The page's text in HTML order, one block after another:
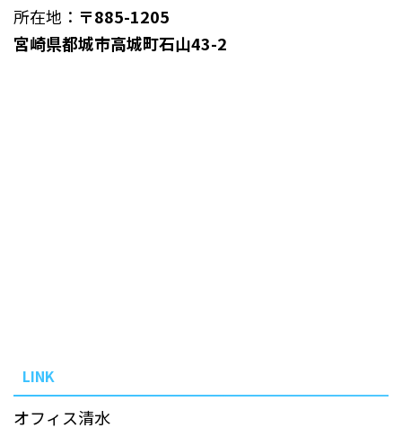
所在地： 〒885-1205
宮崎県都城市高城町石山43-2
LINK
オフィス清水